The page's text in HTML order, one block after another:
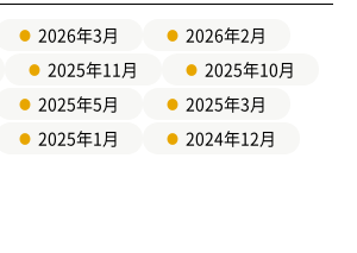
2026年3月
2026年2月
2025年11月
2025年10月
2025年5月
2025年3月
2025年1月
2024年12月